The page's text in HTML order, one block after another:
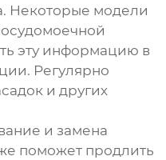
Некоторые модели
эту информацию в
Регулярно
и других
и замена
поможет продлить